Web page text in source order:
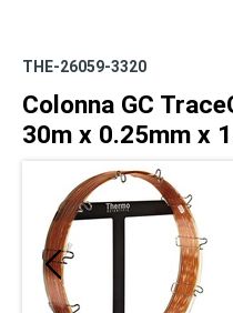
THE-26059-3320
Colonna GC
30m x 0.25mm x